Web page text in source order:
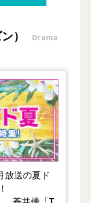
） Drama
放送の夏ド